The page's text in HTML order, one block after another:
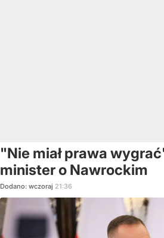
"Nie miał prawa
minister o Nawrockim
Dodano: wczoraj 21:36